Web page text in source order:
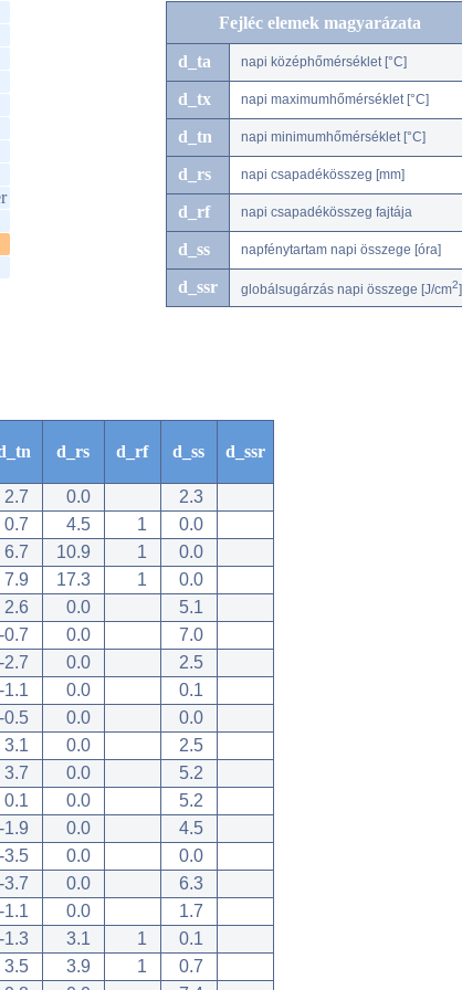
Fejléc elemek magyarázata
d_ta napi középhőmérséklet [°C]
d_tx napi maximumhőmérséklet [°C]
d_tn napi minimumhőmérséklet [°C]
d_rs napi csapadékösszeg [mm]
d_rf napi csapadékösszeg fajtája
d_ss napfénytartam napi összege [óra]
d_ssr globálsugárzás napi összege [J/cm2]
d_rs d_rf d_ss d_ssr
2.7 0.0
2.3
0.7 4.5 1
0.0
6.7 10.9 1
0.0
7.9 17.3 1
0.0
2.6 0.0
5.1
-0.7 0.0
7.0
-2.7 0.0
2.5
-1.1 0.0
0.1
-0.5 0.0
0.0
3.1 0.0
2.5
3.7 0.0
5.2
0.1 0.0
5.2
-1.9 0.0
4.5
-3.5 0.0
0.0
-3.7 0.0
6.3
-1.1 0.0
1.7
-1.3 3.1 1
0.1
3.5 3.9 1
0.7